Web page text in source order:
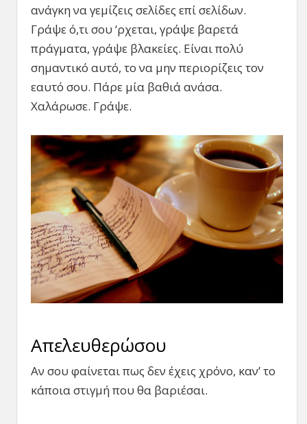
ανάγκη να γεμίζεις σελίδες επί σελίδων.
Γράψε ό,τι σου ‘ρχεται, γράψε βαρετά
πράγματα, γράψε βλακείες. Είναι πολύ
σημαντικό αυτό, το να μην περιορίζεις τον
εαυτό σου. Πάρε μία βαθιά ανάσα.
Χαλάρωσε. Γράψε.
Απελευθερώσου
Αν σου φαίνεται πως δεν έχεις χρόνο, καν’ το
κάποια στιγμή που θα βαριέσαι.